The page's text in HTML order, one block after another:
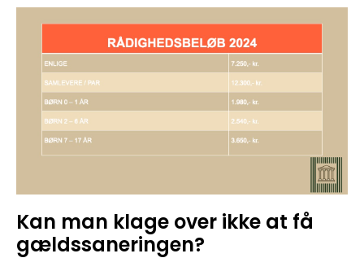
Kan man klage over ikke at få
gældssaneringen?